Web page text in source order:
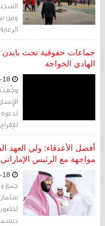
ومن
عبد
وحسن
جماعات حقوقية تحث بايدن
الهادي الخواجة
وجّهت
أفضل الأعدقاء: ولي
مواجهة مع الرئيس
جمع